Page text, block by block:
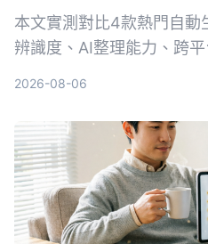
本文實測對比4款熱門自動
辨識度、AI整理能力、跨
對話查詢功能表現最佳。
2026-08-06